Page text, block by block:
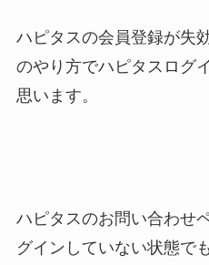
ハピタスの会員登録が失
のやり方でハピタスログ
思います。
ハピタスのお問い合わせ
グインしていない状態で